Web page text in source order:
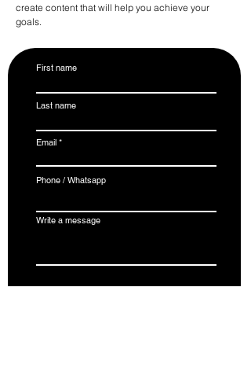
create content that will help you achieve your
goals.
First name
Last name
Email
Phone / Whatsapp
Write a message